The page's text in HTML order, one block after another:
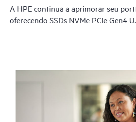
A HPE continua a aprimorar seu
oferecendo SSDs NVMe PCIe Gen4